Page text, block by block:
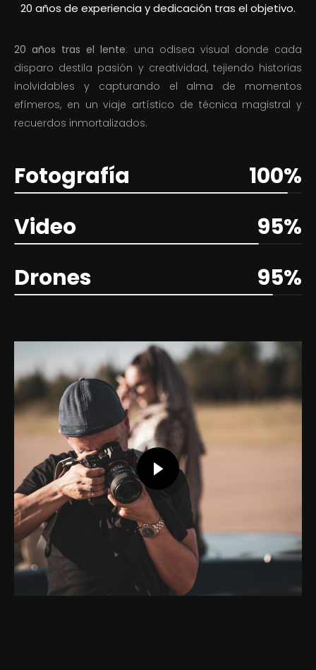
20 años de experiencia y dedicación tras el objetivo.
20 años tras el lente: una odisea visual donde cada
disparo destila pasión y creatividad, tejiendo historias
inolvidables y capturando el alma de momentos
efímeros, en un viaje artístico de técnica magistral y
recuerdos inmortalizados.
Fotografía
100%
Video
95%
Drones
95%